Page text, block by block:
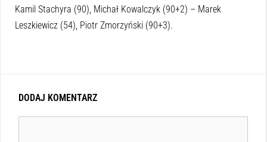
Kamil Stachyra (90), Michał Kowalczyk (90+2) – Marek
Leszkiewicz (54), Piotr Zmorzyński (90+3).
DODAJ KOMENTARZ